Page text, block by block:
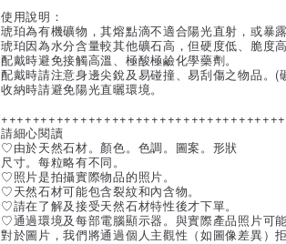
使用說明：
琥珀為有機礦物，其熔點滴不適合陽光直射，或暴
琥珀因為水分含量較其他礦石高，但硬度低、脆度
配戴時避免接觸高溫、極酸極鹼化學藥劑。
配戴時請注意身邊尖銳及易碰撞、易刮傷之物品。
收納時請避免陽光直曬環境。
請細心閱讀
♡由於天然石材。顏色。色調。圖案。形狀
尺寸。每粒略有不同。
♡照片是拍攝實際物品的照片。
♡天然石材可能包含裂紋和內含物。
♡請在了解及接受天然石材特性後才下單。
♡通過環境及每部電腦顯示器。與實際產品照片可
對於圖片，我們將通過個人主觀性（如圖像差異）拒